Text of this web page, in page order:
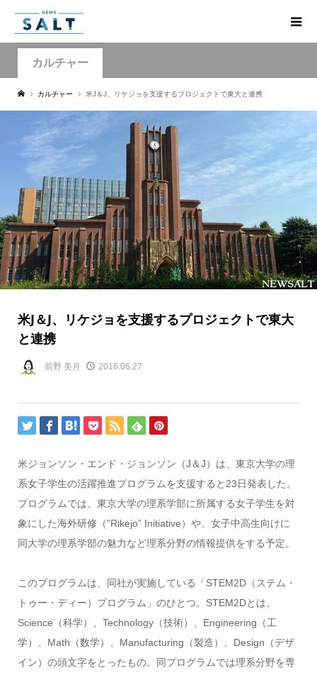
カルチャー
カルチャー 米J＆J、リケジョを支援するプロジェクトで東大と連携
米J＆J、リケジョを支援するプロジェクトで東大
と連携
前野 美月 2016.06.27
米ジョンソン・エンド・ジョンソン（J＆J）は、東京大学の理
系女子学生の活躍推進プログラムを支援すると23日発表した。
プログラムでは、東京大学の理系学部に所属する女子学生を対
象にした海外研修（”Rikejo” Initiative）や、女子中高生向けに
同大学の理系学部の魅力など理系分野の情報提供をする予定。
このプログラムは、同社が実施している「STEM2D（ステム・
トゥー・ディー）プログラム」のひとつ。STEM2Dとは、
Science（科学）、Technology（技術）、Engineering（工
学）、Math（数学）、Manufacturing（製造）、Design（デザ
イン）の頭文字をとったもの。同プログラムでは理系分野を専